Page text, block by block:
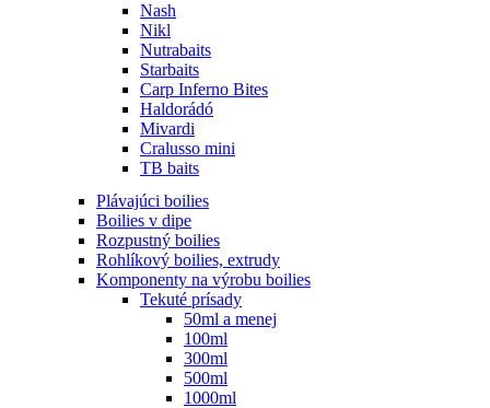
Nash
Nikl
Nutrabaits
Starbaits
Carp Inferno Bites
Haldorádó
Mivardi
Cralusso mini
TB baits
Plávajúci boilies
Boilies v dipe
Rozpustný boilies
Rohlíkový boilies, extrudy
Komponenty na výrobu boilies
Tekuté prísady
50ml a menej
100ml
300ml
500ml
1000ml